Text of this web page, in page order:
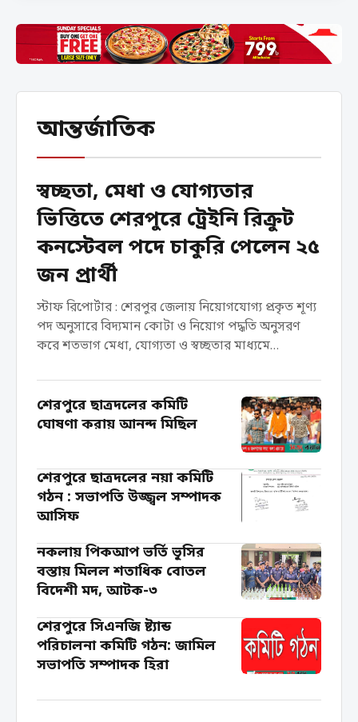
আন্তর্জাতিক
স্বচ্ছতা, মেধা ও যোগ্যতার
ভিত্তিতে শেরপুরে ট্রেইনি রিক্রুট
কনস্টেবল পদে চাকুরি পেলেন ২৫
জন প্রার্থী
স্টাফ রিপোর্টার : শেরপুর জেলায় নিয়োগযোগ্য প্রকৃত শূণ্য
পদ অনুসারে বিদ্যমান কোটা ও নিয়োগ পদ্ধতি অনুসরণ
করে শতভাগ মেধা, যোগ্যতা ও স্বচ্ছতার মাধ্যমে
নিয়োগ, ফেব্রুয়ারি ২০২৬ এর চূড়ান্ত...
শেরপুরে ছাত্রদলের কমিটি
ঘোষণা করায় আনন্দ মিছিল
শেরপুরে ছাত্রদলের নয়া কমিটি
গঠন : সভাপতি উজ্জ্বল সম্পাদক
আসিফ
নকলায় পিকআপ ভর্তি ভূসির
বস্তায় মিলল শতাধিক বোতল
বিদেশী মদ, আটক-৩
শেরপুরে সিএনজি ষ্ট্যান্ড
পরিচালনা কমিটি গঠন: জামিল
সভাপতি সম্পাদক হিরা